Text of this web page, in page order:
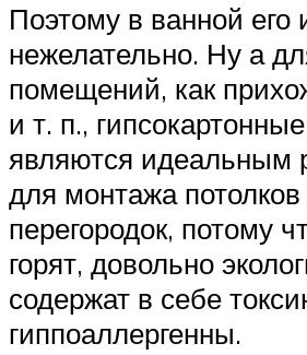
Поэтому в ванной его
нежелательно. Ну а
помещений, как
и т. п.,
являются идеальным
для монтажа потолков
перегородок, потому
горят, довольно
содержат в себе
гиппоаллергенны.